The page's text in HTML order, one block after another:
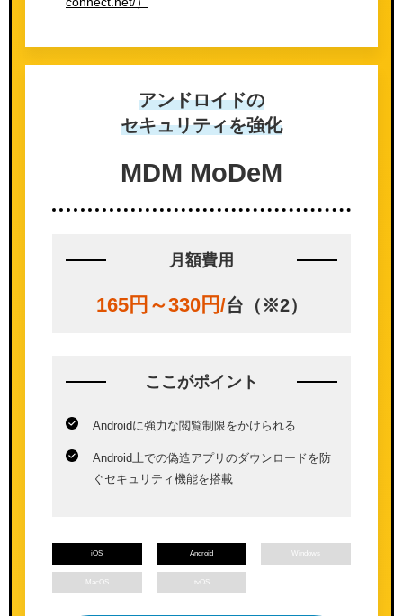
アンドロイドの
セキュリティを強化
MDM MoDeM
月額費用
165円～330円/台（※2）
ここがポイント
Androidに強力な閲覧制限をかけられる
Android上での偽造アプリのダウンロードを防
ぐセキュリティ機能を搭載
iOS Android Windows
MacOS tvOS